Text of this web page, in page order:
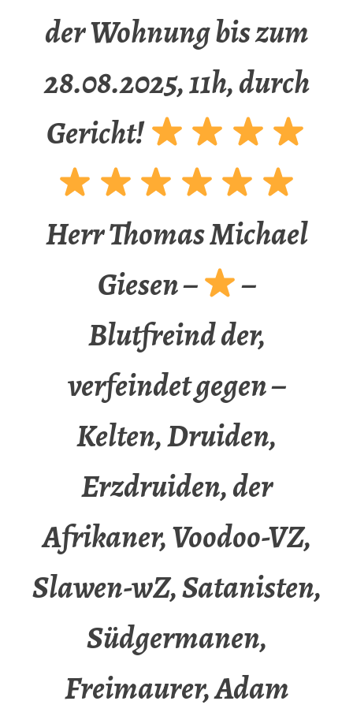
der Wohnung bis zum
28.08.2025, 11h, durch
Gericht!
Herr Thomas Michael
Giesen –
–
Blutfreind der,
verfeindet gegen –
Kelten, Druiden,
Erzdruiden, der
Afrikaner, Voodoo-VZ,
Slawen-wZ, Satanisten,
Südgermanen,
Freimaurer, Adam